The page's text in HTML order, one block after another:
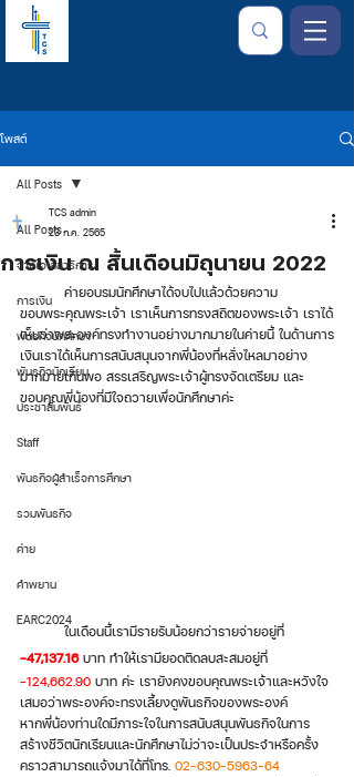
โพสต์
All Posts
จากใจเลขาธิการ
การเงิน
พันธกิจนักศึกษา
พันธกิจนักเรียน
ประชาสัมพันธ์
Staff
พันธกิจผู้สำเร็จการศึกษา
รวมพันธกิจ
ค่าย
คำพยาน
EARC2024
All Posts
การเงิน ณ สิ้นเดือนมิถุนายน 2022
TCS admin
23 ก.ค. 2565
	ค่ายอบรมนักศึกษาได้จบไปแล้วด้วยความ
ขอบพระคุณพระเจ้า เราเห็นการทรงสถิตของพระเจ้า เราได้
เห็นว่าพระองค์ทรงทำงานอย่างมากมายในค่ายนี้ ในด้านการ
เงินเราได้เห็นการสนับสนุนจากพี่น้องที่หลั่งไหลมาอย่าง
มากมายเกินพอ สรรเสริญพระเจ้าผู้ทรงจัดเตรียม และ
ขอบคุณพี่น้องที่มีใจถวายเพื่อนักศึกษาค่ะ
	ในเดือนนี้เรามีรายรับน้อยกว่ารายจ่ายอยู่ที่
-47,137.16 บาท ทำให้เรามียอดติดลบสะสมอยู่ที่
-124,662.90 บาท ค่ะ เรายังคงขอบคุณพระเจ้าและหวังใจ
เสมอว่าพระองค์จะทรงเลี้ยงดูพันธกิจของพระองค์
หากพี่น้องท่านใดมีภาระใจในการสนับสนุนพันธกิจในการ
สร้างชีวิตนักเรียนและนักศึกษาไม่ว่าจะเป็นประจำหรือครั้ง
คราวสามารถแจ้งมาได้ที่โทร. 02-630-5963-64